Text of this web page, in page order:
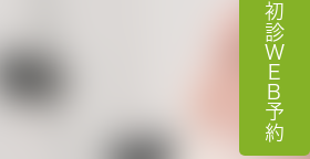
初診
W
E
B
予約